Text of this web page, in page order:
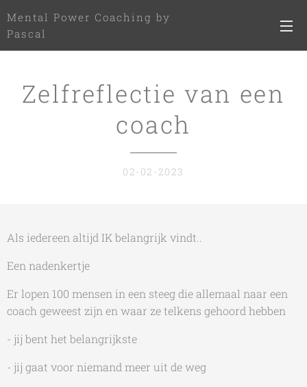
Mental Power Coaching by
Pascal
Zelfreflectie van een
coach
02-02-2023
Als iedereen altijd IK belangrijk vindt..
Een nadenkertje
Er lopen 100 mensen in een steeg die allemaal naar een
coach geweest zijn en waar ze telkens gehoord hebben
- jij bent het belangrijkste
- jij gaat voor niemand meer uit de weg